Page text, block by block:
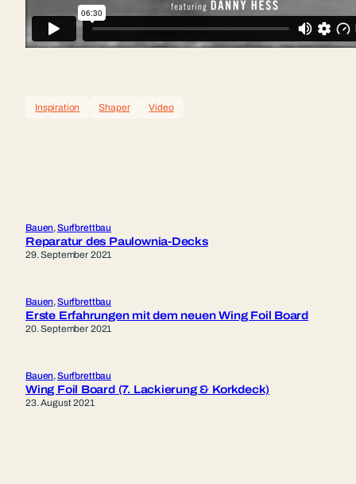
Inspiration Shaper Video
Bauen, Surfbrettbau
Reparatur des Paulownia-Decks
29. September 2021
Bauen, Surfbrettbau
Erste Erfahrungen mit dem neuen Wing Foil Board
20. September 2021
Bauen, Surfbrettbau
Wing Foil Board (7. Lackierung & Korkdeck)
23. August 2021